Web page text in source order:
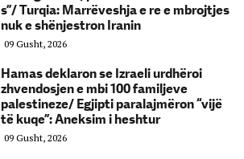
s”/ Turqia: Marrëveshja e re e mbrojtjes
nuk e shënjestron Iranin
09 Gusht, 2026
Hamas deklaron se Izraeli urdhëroi
zhvendosjen e mbi 100 familjeve
palestineze/ Egjipti paralajmëron “vijë
të kuqe”: Aneksim i heshtur
09 Gusht, 2026